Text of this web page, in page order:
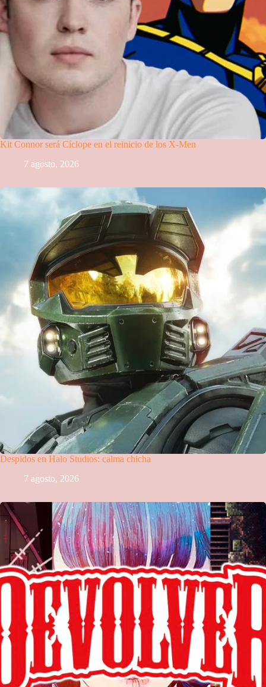
Kit Connor será Cíclope en el reinicio de los X-Men
7 agosto, 2026
Despidos en Halo Studios: calma chicha
7 agosto, 2026